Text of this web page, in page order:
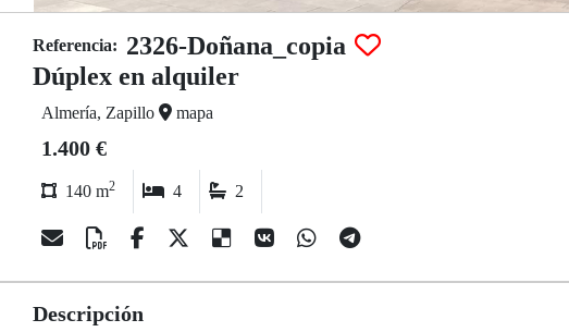
Referencia: 2326-Doñana_copia
Dúplex en alquiler
Almería, Zapillo mapa
1.400 €
140 m2 4 2
Descripción